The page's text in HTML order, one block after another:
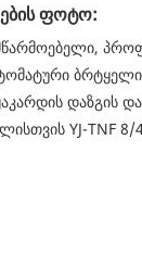
ფოტო: